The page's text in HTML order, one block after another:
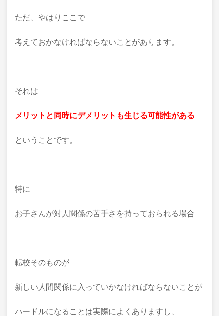
ただ、やはりここで
考えておかなければならないことがあります。
それは
メリットと同時にデメリットも生じる可能性がある
ということです。
特に
お子さんが対人関係の苦手さを持っておられる場合
転校そのものが
新しい人間関係に入っていかなければならないことが
ハードルになることは実際によくありますし、